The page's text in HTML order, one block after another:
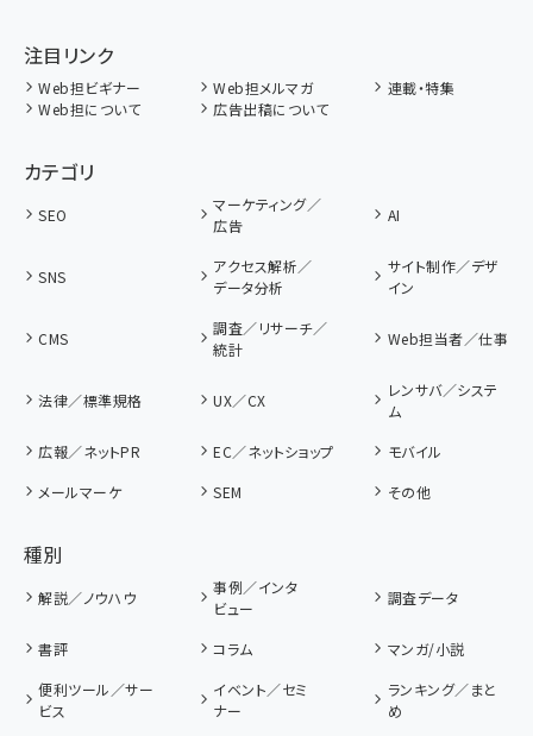
注目リンク
Web担ビギナー Web担メルマガ
連載・特集
Web担について
広告出稿について
カテゴリ
SEO
マーケティング／
広告
AI
SNS
アクセス解析／
データ分析
サイト制作／デザ
イン
CMS
調査／リサーチ／
統計
Web担当者／仕事
法律／標準規格 UX／CX
レンサバ／システ
ム
広報／ネットPR
EC／ネットショップ
モバイル
メールマーケ
SEM その他
種別
解説／ノウハウ
事例／インタ
ビュー
調査データ
書評 コラム
マンガ/小説
便利ツール／サー
ビス
イベント／セミ
ナー
ランキング／まと
め